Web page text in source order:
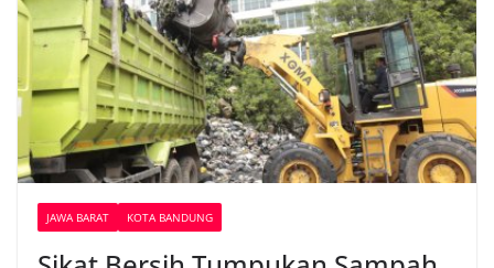
JAWA BARAT KOTA BANDUNG